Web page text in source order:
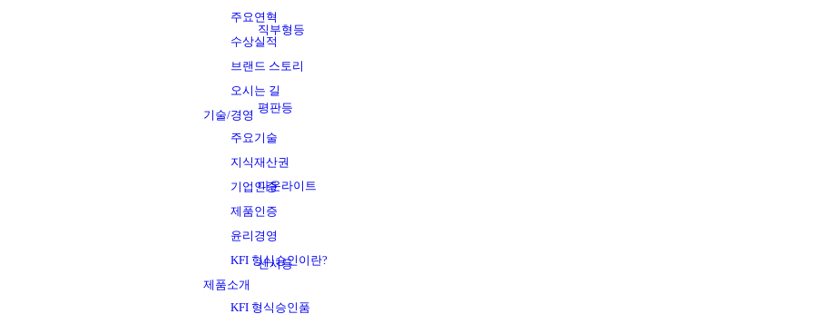
직부형등
평판등
다운라이트
센서등
주요연혁
수상실적
브랜드 스토리
오시는 길
기술/경영
주요기술
지식재산권
기업인증
제품인증
윤리경영
KFI 형식승인이란?
제품소개
KFI 형식승인품